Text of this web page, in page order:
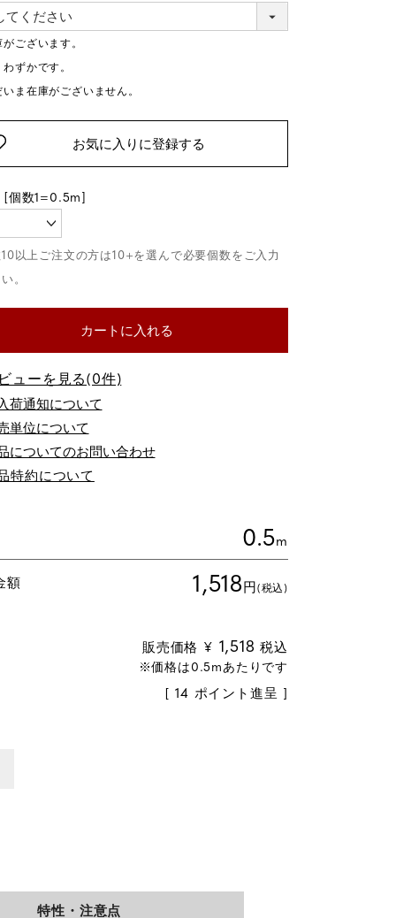
ございます。
ずかです。
ま在庫がございません。
お気に入りに登録する
カートに入れる
ューを見る(0件)
についてのお問い合わせ
特約について
0.5m
額 1,518円(税込)
販売価格 ¥ 1,518 税込
[ 14 ポイント進呈 ]
特性・注意点